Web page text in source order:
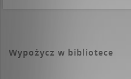
Wypożycz w bibliotece